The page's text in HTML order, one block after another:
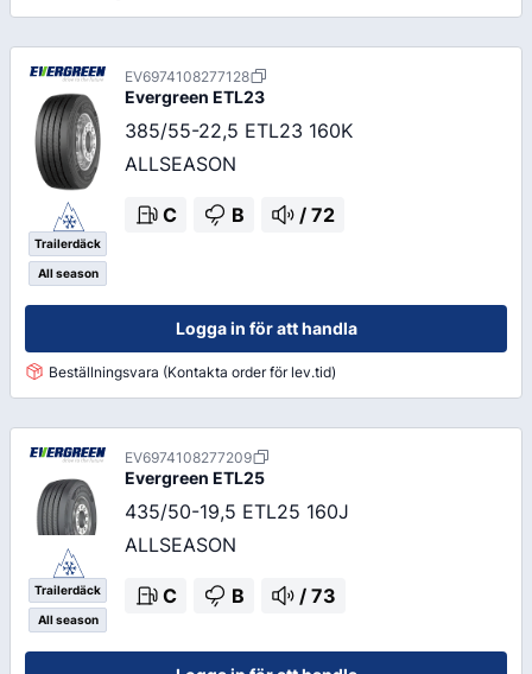
Trailerdäck
All season
EV6974108277128
Evergreen ETL23
385/55-22,5 ETL23 160K
ALLSEASON
C B / 72
Logga in för att handla
Beställningsvara (Kontakta order för lev.tid)
Trailerdäck
All season
EV6974108277209
Evergreen ETL25
435/50-19,5 ETL25 160J
ALLSEASON
C B / 73